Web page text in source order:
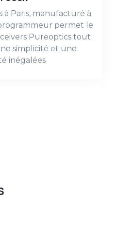
à Paris, manufacturé à
permet le
Pureoptics tout
simplicité et une
inégalées